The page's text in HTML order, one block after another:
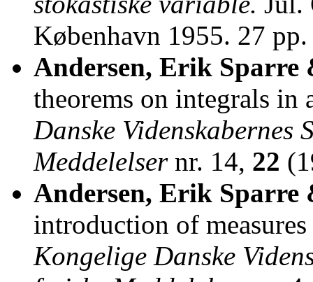
København 1955. 27 pp.
Andersen, Erik Sparre
theorems on integrals in
Danske Videnskabernes
Meddelelsernr. 14, 22
Andersen, Erik Sparre
introduction of
Kongelige Danske